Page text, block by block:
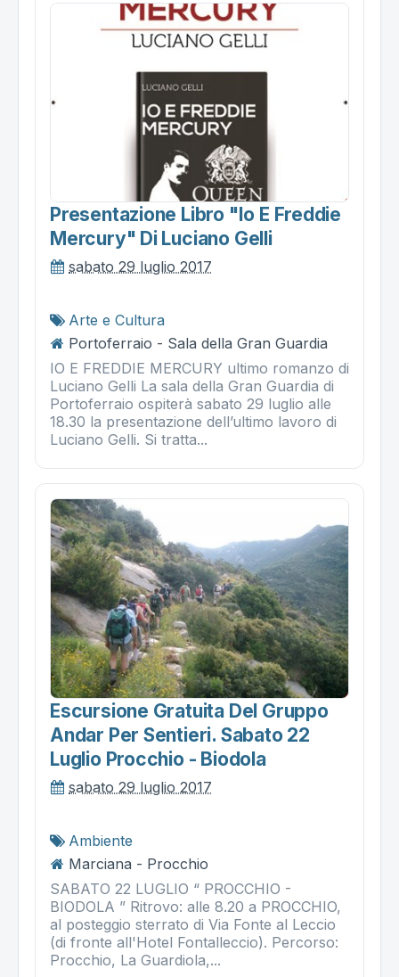
Presentazione Libro "io E Freddie
Mercury" Di Luciano Gelli
sabato 29 luglio 2017
Arte e Cultura
Portoferraio - Sala della Gran Guardia
IO E FREDDIE MERCURY ultimo romanzo di
Luciano Gelli La sala della Gran Guardia di
Portoferraio ospiterà sabato 29 luglio alle
18.30 la presentazione dell’ultimo lavoro di
Luciano Gelli. Si tratta...
Escursione Gratuita Del Gruppo
Andar Per Sentieri. Sabato 22
Luglio Procchio - Biodola
sabato 29 luglio 2017
Ambiente
Marciana - Procchio
SABATO 22 LUGLIO “ PROCCHIO -
BIODOLA ” Ritrovo: alle 8.20 a PROCCHIO,
al posteggio sterrato di Via Fonte al Leccio
(di fronte all'Hotel Fontalleccio). Percorso:
Procchio, La Guardiola,...